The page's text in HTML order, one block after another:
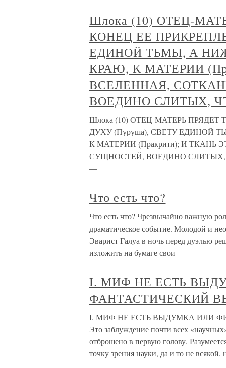
Шлока (10) ОТЕЦ-
КОНЕЦ ЕЕ
ЕДИНОЙ ТЬМЫ, А
КРАЮ, К МАТЕРИИ
ВСЕЛЕННАЯ,
ВОЕДИНО СЛИТЫХ,
Шлока (10) ОТЕЦ-МАТЕРЬ
ДУХУ (Пуруша), СВЕТУ ЕДИНОЙ
К МАТЕРИИ (Пракрити); И
СУЩНОСТЕЙ, ВОЕДИНО СЛИТЫХ,
—
Что есть что?
Что есть что? Чрезвычайно важную
драматическое событие. Молодой и
Эварист Галуа в ночь перед дуэлью
изложить на бумаге свои
I. МИФ НЕ ЕСТЬ
ФАНТАСТИЧЕСКИЙ
I. МИФ НЕ ЕСТЬ ВЫДУМКА ИЛИ
Это заблуждение почти всех
отброшено в первую голову.
точку зрения науки, да и то не всякой,